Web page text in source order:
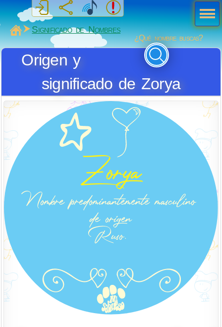
MiSabueso
Significado de Nombres
¿Qué nombre buscas?
Origen y
significado de Zorya
Men
ú